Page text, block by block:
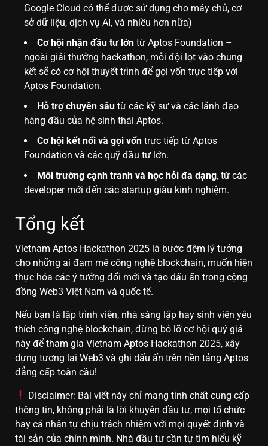
Google Cloud có thể được sử dụng cho máy chủ, cơ
sở dữ liệu, dịch vụ AI, và nhiều hơn nữa)
Cơ hội nhận đầu tư lớn từ Aptos Foundation –
ngoài giải thưởng hackathon, mỗi đội lọt vào chung
kết sẽ có cơ hội thuyết trình để gọi vốn trực tiếp với
Aptos Foundation.
Hỗ trợ chuyên sâu từ các kỹ sư và các lãnh đạo
hàng đầu của hệ sinh thái Aptos.
Cơ hội kết nối và gọi vốn trực tiếp từ Aptos
Foundation và các quỹ đầu tư lớn.
Môi trường cạnh tranh và học hỏi đa dạng, từ các
developer mới đến các startup giàu kinh nghiệm.
Tổng kết
Vietnam Aptos Hackathon 2025 là bước đệm lý tưởng
cho những ai đam mê công nghệ blockchain, muốn hiện
thực hóa các ý tưởng đổi mới và tạo dấu ấn trong cộng
đồng Web3 Việt Nam và quốc tế.
Nếu bạn là lập trình viên, nhà sáng lập hay sinh viên yêu
thích công nghệ blockchain, đừng bỏ lỡ cơ hội quý giá
này để tham gia Vietnam Aptos Hackathon 2025, xây
dựng tương lai Web3 và ghi dấu ấn trên nền tảng Aptos
đẳng cấp toàn cầu!
Disclaimer: Bài viết này chỉ mang tính chất cung cấp
thông tin, không phải là lời khuyên đầu tư, mọi tổ chức
hay cá nhân tự chịu trách nhiệm với mọi quyết định và
tài sản của chính mình. Nhà đầu tư cần tự tìm hiểu kỹ